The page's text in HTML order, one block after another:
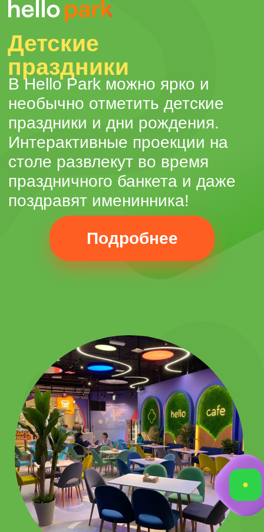
ПОРАДУЙТЕ
ДРУЗЕЙ И
БЛИЗКИХ
ПОТРЯСАЮЩИМ
ПОДАРКОМ!
Подарите
сертификат на
любые развлечения
в hello park
Данным сертификатом вы
сможете оплатить любые
услуги в Hello Park в ТЦ
Авиапарк
Приобрести физический
подарочный сертификат
вы можете в кассе нашего
парка
Сертификаты действуют
только в Hello Park
Авиапарк